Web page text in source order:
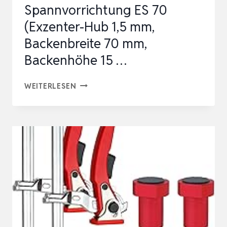
GRAU
Spannvorrichtung ES 70
(Exzenter-Hub 1,5 mm,
Backenbreite 70 mm,
Backenhöhe 15 …
WEITERLESEN PROXXON
ES
70
(EXZENTER-
HUB
1,5
MM,
BACKENBREITE